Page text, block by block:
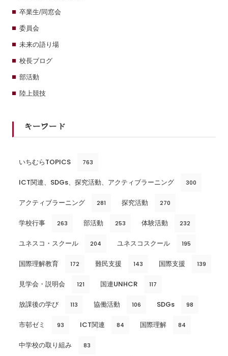
卒業生/同窓会
委員会
未来の語り場
校長ブログ
部活動
陸上競技
キーワード
いちむらTOPICS 763
ICT関連、SDGs、探究活動、アクティブラーニング 300
アクティブラーニング 281 探究活動 270
学校行事 263 部活動 253 体験活動 232
ユネスコ・スクール 204 ユネスコスクール 195
国際理解教育 172 難民支援 143 国際支援 139
見学会・説明会 121 国連UNHCR 117
放課後の学び 113 協働活動 106 SDGs 98
市邨ゼミ 93 ICT関連 84 国際理解 84
中学校の取り組み 83